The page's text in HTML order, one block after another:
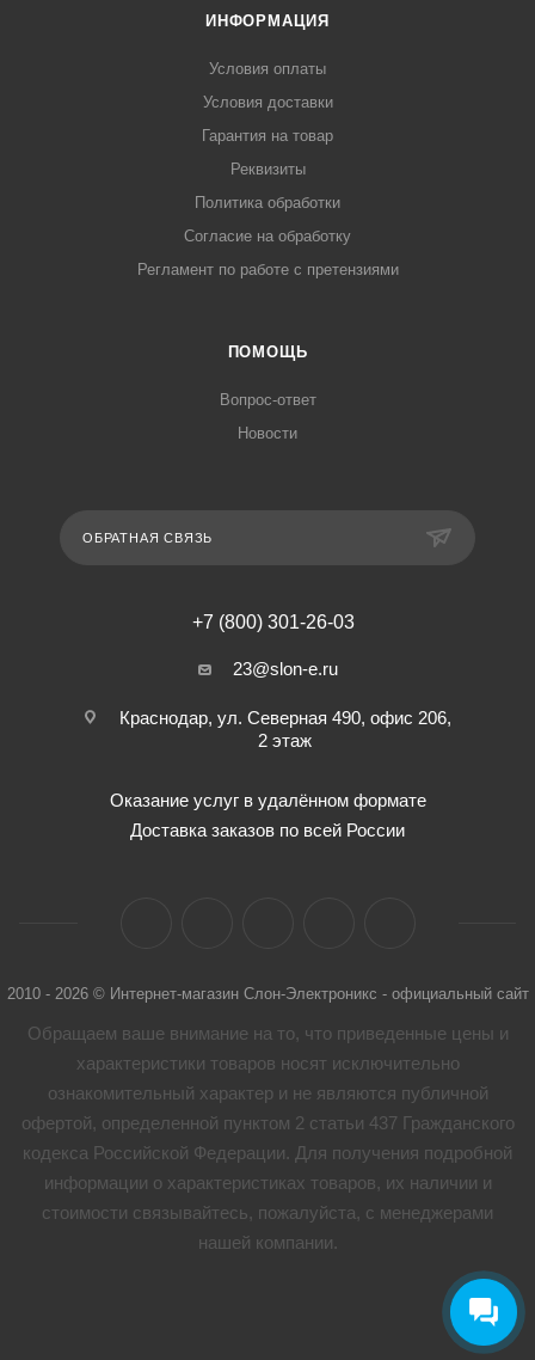
ИНФОРМАЦИЯ
Условия оплаты
Условия доставки
Гарантия на товар
Реквизиты
Политика обработки
Согласие на обработку
Регламент по работе с претензиями
ПОМОЩЬ
Вопрос-ответ
Новости
ОБРАТНАЯ СВЯЗЬ
+7 (800) 301-26-03
23@slon-e.ru
Краснодар, ул. Северная 490, офис 206,
2 этаж
Оказание услуг в удалённом формате
Доставка заказов по всей России
2010 - 2026 © Интернет-магазин Слон-Электроникс - официальный сайт
Обращаем ваше внимание на то, что приведенные цены и
характеристики товaров носят исключительно
ознакомительный характер и не являются публичной
офертой, определенной пунктом 2 статьи 437 Гражданского
кодекса Российской Федерации. Для получения подробной
информации о характеристиках товaров, их наличии и
стоимости связывайтесь, пожалуйста, с менеджерами
нашей компании.